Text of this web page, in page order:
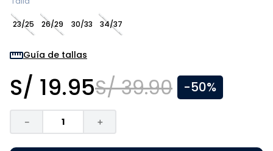
23/25 26/29 30/33 34/37
Guía de tallas
S/ 19.95S/ 39.90 -50%
＋
－
niño
10. sandalias niño